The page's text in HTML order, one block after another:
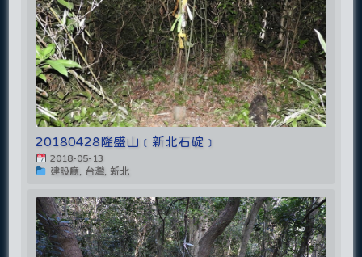
20180428隆盛山﹝新北石碇﹞
2018-05-13
建設廳, 台灣, 新北